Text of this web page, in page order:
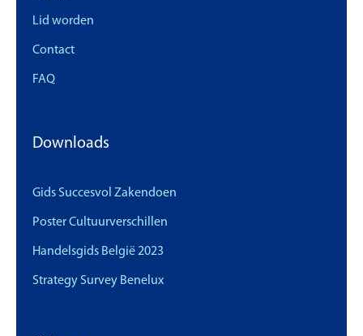
Lid worden
Contact
FAQ
Downloads
Gids Succesvol Zakendoen
Poster Cultuurverschillen
Handelsgids België 2023
Strategy Survey Benelux